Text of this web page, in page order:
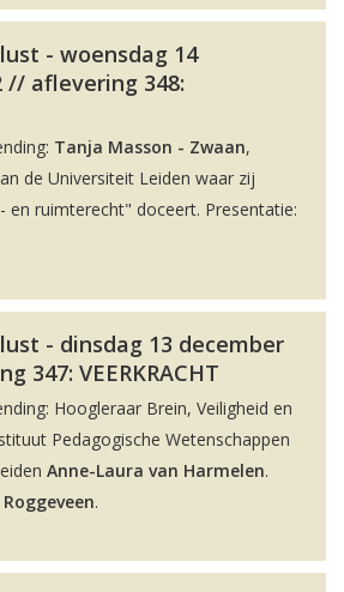
- woensdag 14
// aflevering 348:
Tanja Masson - Zwaan,
de Universiteit Leiden waar zij
en ruimterecht" doceert. Presentatie:
- dinsdag 13 december
347: VEERKRACHT
Hoogleraar Brein, Veiligheid en
Pedagogische Wetenschappen
Anne-Laura van Harmelen.
.